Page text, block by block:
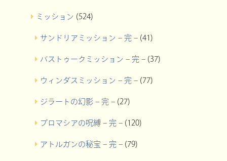
ミッション (524)
サンドリアミッション – 完 –(41)
バストゥークミッション – 完 –(37)
ウィンダスミッション – 完 –(77)
ジラートの幻影 – 完 –(27)
プロマシアの呪縛 – 完 –(120)
アトルガンの秘宝 – 完 –(79)